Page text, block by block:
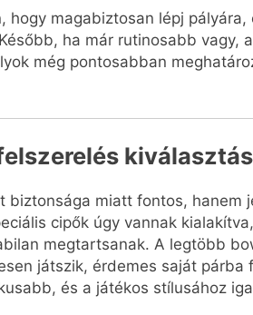
magabiztosan lépj pályára,
ha már rutinosabb vagy,
még pontosabban
biztonsága miatt fontos, hanem
cipők úgy vannak
megtartsanak. A legtöbb
játszik, érdemes saját párba
és a játékos stílusához